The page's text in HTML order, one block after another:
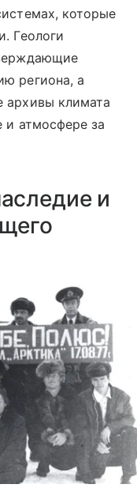
которые
Геологи
региона, а
архивы климата
и атмосфере за
и